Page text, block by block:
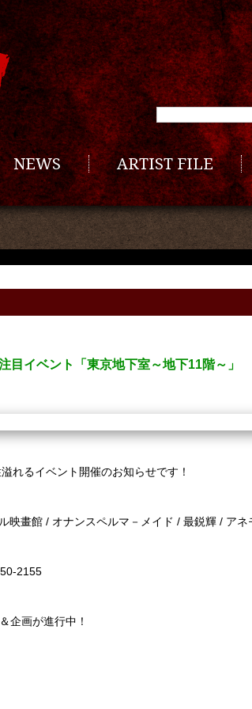
NEWS ARTIST FILE
イベント「東京地下室～地下11階～」
れるイベント開催のお知らせです！
映畫館 / オナンスペルマ－メイド / 最鋭輝 / アネ
2155
企画が進行中！